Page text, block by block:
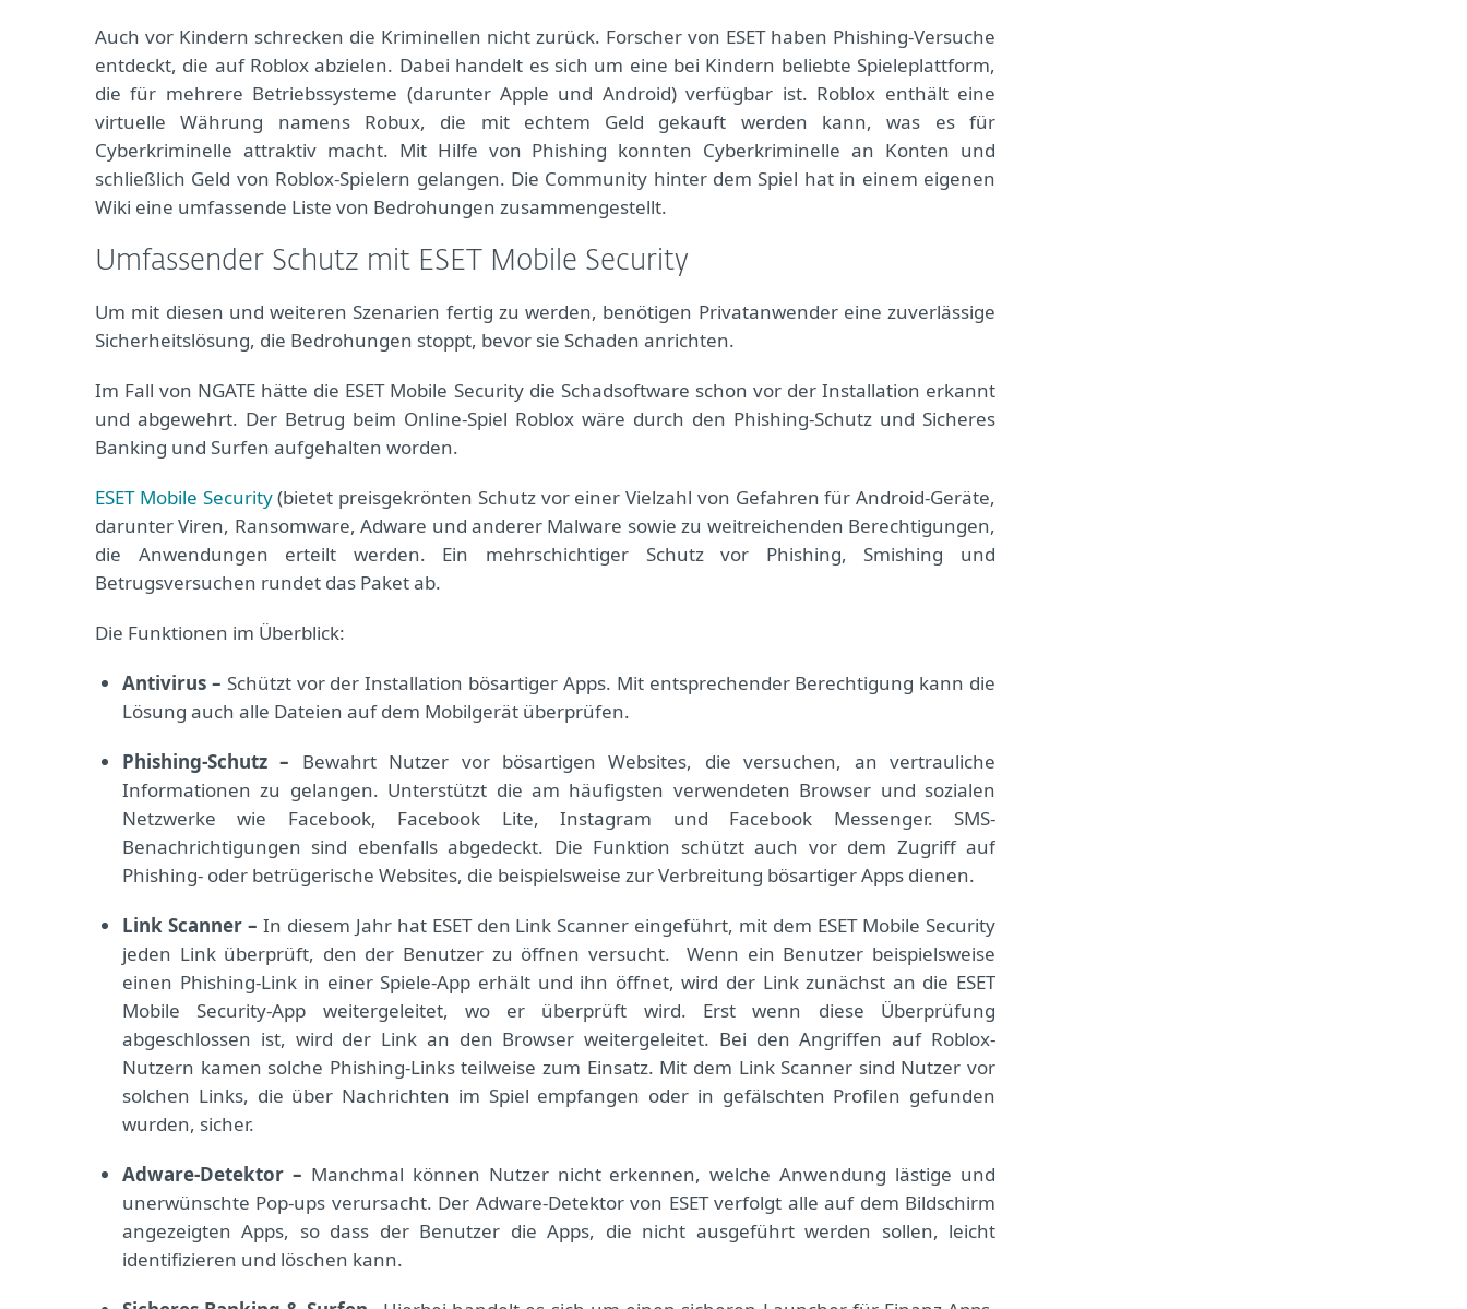
Auch vor Kindern schrecken die Kriminellen nicht zurück. Forscher von ESET haben Phishing-Versuche
entdeckt, die auf Roblox abzielen. Dabei handelt es sich um eine bei Kindern beliebte Spieleplattform,
die für mehrere Betriebssysteme (darunter Apple und Android) verfügbar ist. Roblox enthält eine
virtuelle Währung namens Robux, die mit echtem Geld gekauft werden kann, was es für
Cyberkriminelle attraktiv macht. Mit Hilfe von Phishing konnten Cyberkriminelle an Konten und
schließlich Geld von Roblox-Spielern gelangen. Die Community hinter dem Spiel hat in einem eigenen
Wiki eine umfassende Liste von Bedrohungen zusammengestellt.
Umfassender Schutz mit ESET Mobile Security
Um mit diesen und weiteren Szenarien fertig zu werden, benötigen Privatanwender eine zuverlässige
Sicherheitslösung, die Bedrohungen stoppt, bevor sie Schaden anrichten.
Im Fall von NGATE hätte die ESET Mobile Security die Schadsoftware schon vor der Installation erkannt
und abgewehrt. Der Betrug beim Online-Spiel Roblox wäre durch den Phishing-Schutz und Sicheres
Banking und Surfen aufgehalten worden.
ESET Mobile Security(bietet preisgekrönten Schutz vor einer Vielzahl von Gefahren für Android-Geräte,
darunter Viren, Ransomware, Adware und anderer Malware sowie zu weitreichenden Berechtigungen,
die Anwendungen erteilt werden. Ein mehrschichtiger Schutz vor Phishing, Smishing und
Betrugsversuchen rundet das Paket ab.
Die Funktionen im Überblick:
Antivirus – Schützt vor der Installation bösartiger Apps. Mit entsprechender Berechtigung kann die
Lösung auch alle Dateien auf dem Mobilgerät überprüfen.
Phishing-Schutz – Bewahrt Nutzer vor bösartigen Websites, die versuchen, an vertrauliche
Informationen zu gelangen. Unterstützt die am häufigsten verwendeten Browser und sozialen
Netzwerke wie Facebook, Facebook Lite, Instagram und Facebook Messenger. SMS-
Benachrichtigungen sind ebenfalls abgedeckt. Die Funktion schützt auch vor dem Zugriff auf
Phishing- oder betrügerische Websites, die beispielsweise zur Verbreitung bösartiger Apps dienen.
Link Scanner – In diesem Jahr hat ESET den Link Scanner eingeführt, mit dem ESET Mobile Security
jeden Link überprüft, den der Benutzer zu öffnen versucht. Wenn ein Benutzer beispielsweise
einen Phishing-Link in einer Spiele-App erhält und ihn öffnet, wird der Link zunächst an die ESET
Mobile Security-App weitergeleitet, wo er überprüft wird. Erst wenn diese Überprüfung
abgeschlossen ist, wird der Link an den Browser weitergeleitet. Bei den Angriffen auf Roblox-
Nutzern kamen solche Phishing-Links teilweise zum Einsatz. Mit dem Link Scanner sind Nutzer vor
solchen Links, die über Nachrichten im Spiel empfangen oder in gefälschten Profilen gefunden
wurden, sicher.
Adware-Detektor – Manchmal können Nutzer nicht erkennen, welche Anwendung lästige und
unerwünschte Pop-ups verursacht. Der Adware-Detektor von ESET verfolgt alle auf dem Bildschirm
angezeigten Apps, so dass der Benutzer die Apps, die nicht ausgeführt werden sollen, leicht
identifizieren und löschen kann.